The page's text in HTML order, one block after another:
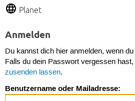
Planet
Anmelden
Du kannst dich hier anmelden, wenn
Falls du dein Passwort vergessen
zusenden lassen.
Benutzername oder Mailadresse: